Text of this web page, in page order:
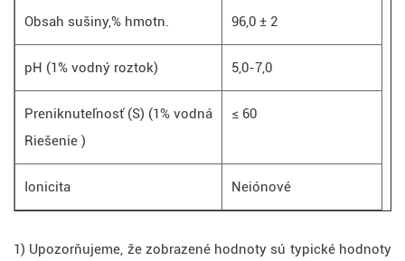
Obsah sušiny,% hmotn. 96,0 ± 2
pH (1% vodný roztok) 5,0-7,0
Preniknuteľnosť (S) (1% vodná
Riešenie )
≤ 60
Ionicita Neiónové
1) Upozorňujeme, že zobrazené hodnoty sú typické hodnoty